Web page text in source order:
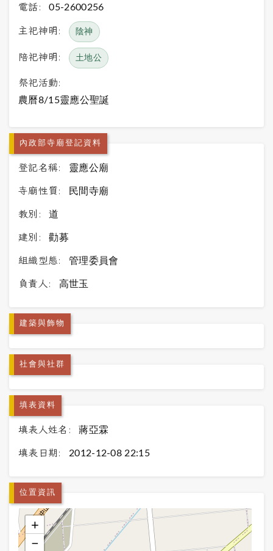
電話: 05-2600256
主祀神明: 陰神
陪祀神明: 土地公
祭祀活動:
農曆8/15靈應公聖誕
內政部寺廟登記資料
登記名稱: 靈應公廟
寺廟性質: 民間寺廟
教別: 道
建別: 勸募
組織型態: 管理委員會
負責人: 高世玉
建築與飾物
社會與社群
填表資料
填表人姓名: 蔣亞霖
填表日期: 2012-12-08 22:15
位置資訊
+
−